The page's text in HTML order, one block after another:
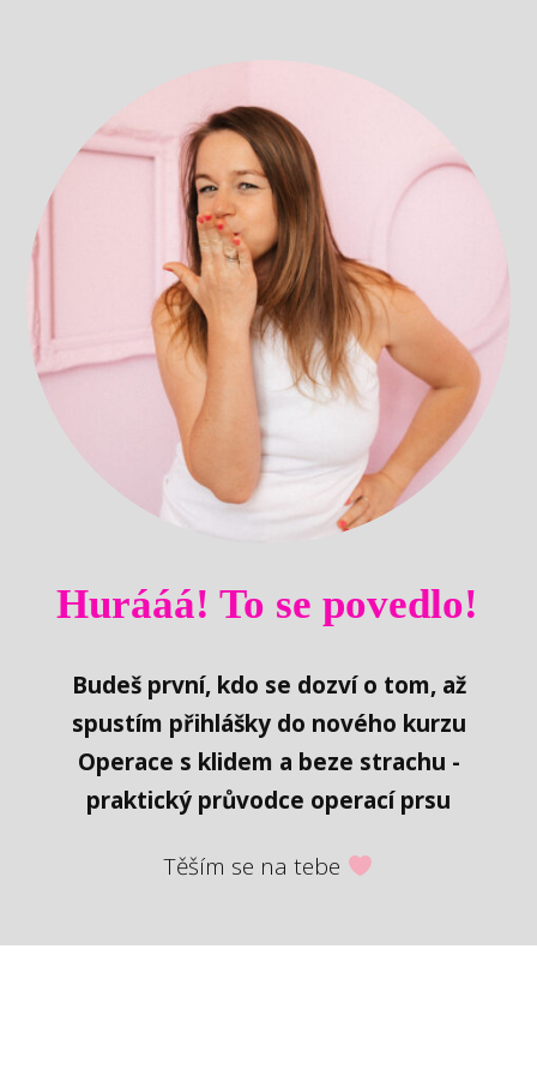
Hurááá! To se povedlo!
Budeš první, kdo se dozví o tom, až
spustím přihlášky do nového kurzu
Operace s klidem a beze strachu -
praktický průvodce operací prsu
Těším se na tebe